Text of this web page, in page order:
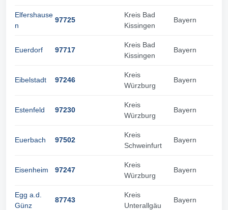
Elfershause
n
97725
Kreis Bad
Kissingen
Bayern
Euerdorf 97717
Kreis Bad
Kissingen
Bayern
Eibelstadt 97246
Kreis
Würzburg
Bayern
Estenfeld 97230
Kreis
Würzburg
Bayern
Euerbach 97502
Kreis
Schweinfurt
Bayern
Eisenheim 97247
Kreis
Würzburg
Bayern
Egg a.d.
Günz
87743
Kreis
Unterallgäu
Bayern